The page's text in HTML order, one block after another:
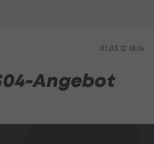
01.03.12 18:14
Angebot